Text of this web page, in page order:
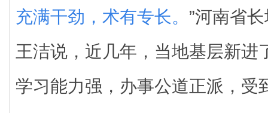
充满干劲，术有专长。 ”河南省
王洁说，近几年，当地基层新进
学习能力强，办事公道正派，受